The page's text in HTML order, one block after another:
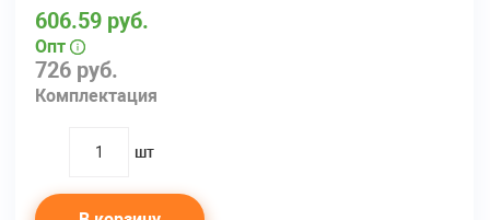
726 руб.
Комплектация
606.59 руб.
Опт
quantity
шт